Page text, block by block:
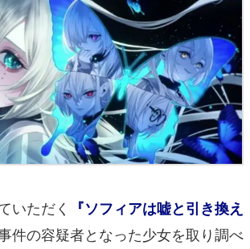
いただく
『ソフィアは嘘と引き換え
件の容疑者となった少女を取り調べ